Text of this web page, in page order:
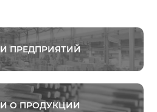
ПРЕДПРИЯТИЙ
О ПРОДУКЦИИ